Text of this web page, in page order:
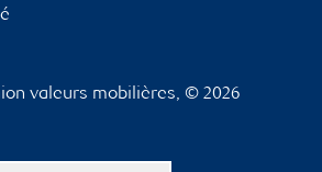
valeurs mobilières, © 2026